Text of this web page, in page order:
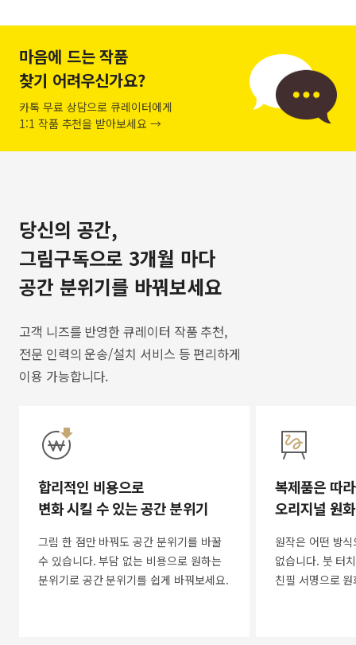
마음에 드는 작품
찾기 어려우신가요?
카톡 무료 상담으로 큐레이터에게
1:1 작품 추천을 받아보세요 →
당신의 공간,
그림구독으로 3개월 마다
공간 분위기를 바꿔보세요
고객 니즈를 반영한 큐레이터 작품 추천,
전문 인력의 운송/설치 서비스 등 편리하게
이용 가능합니다.
합리적인 비용으로
변화 시킬 수 있는 공간 분위기
그림 한 점만 바꿔도 공간 분위기를 바꿀
수 있습니다. 부담 없는 비용으로 원하는
분위기로 공간 분위기를 쉽게 바꿔보세요.
복제품은 따
오리지널 원
원작은 어떤 방
없습니다. 붓 터
친필 서명으로